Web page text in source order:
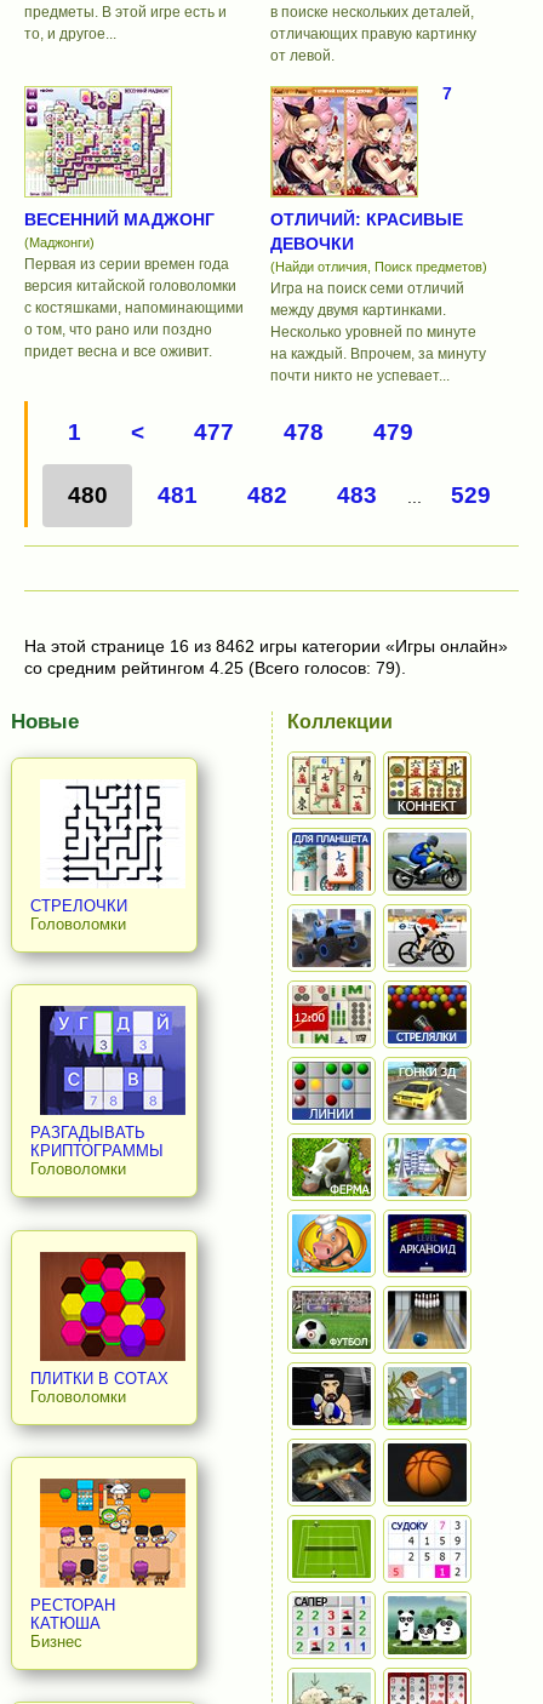
предметы. В этой игре есть и
то, и другое...
в поиске нескольких деталей,
отличающих правую картинку
от левой.
ВЕСЕННИЙ МАДЖОНГ
(Маджонги)
Первая из серии времен года
версия китайской головоломки
с костяшками, напоминающими
о том, что рано или поздно
придет весна и все оживит.
7
ОТЛИЧИЙ: КРАСИВЫЕ
ДЕВОЧКИ
(Найди отличия, Поиск предметов)
Игра на поиск семи отличий
между двумя картинками.
Несколько уровней по минуте
на каждый. Впрочем, за минуту
почти никто не успевает...
1 < 477 478 479
480 481 482 483 529
На этой странице 16 из 8462 игры категории «Игры онлайн»
со средним рейтингом 4.25 (Всего голосов: 79).
Новые
СТРЕЛОЧКИ
Головоломки
РАЗГАДЫВАТЬ
КРИПТОГРАММЫ
Головоломки
ПЛИТКИ В СОТАХ
Головоломки
РЕСТОРАН
КАТЮША
Бизнес
Коллекции